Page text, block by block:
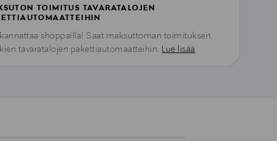
TOIMITUS TAVARATALOJEN
shoppailla! Saat maksuttoman toimituksen
tavaratalojen pakettiautomaatteihin. Lue lisää